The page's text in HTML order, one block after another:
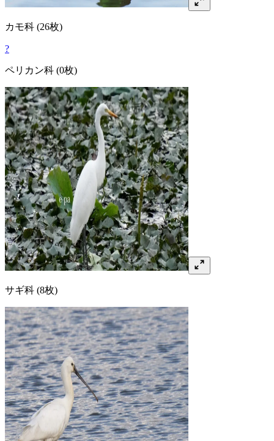
カモ科 (26枚)
?
ペリカン科 (0枚)
サギ科 (8枚)